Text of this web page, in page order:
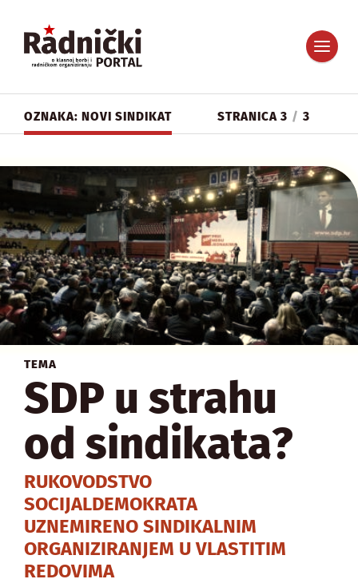
OZNAKA: NOVI SINDIKAT STRANICA 3 / 3
TEMA
SDP u strahu
od sindikata?
RUKOVODSTVO
SOCIJALDEMOKRATA
UZNEMIRENO SINDIKALNIM
ORGANIZIRANJEM U VLASTITIM
REDOVIMA